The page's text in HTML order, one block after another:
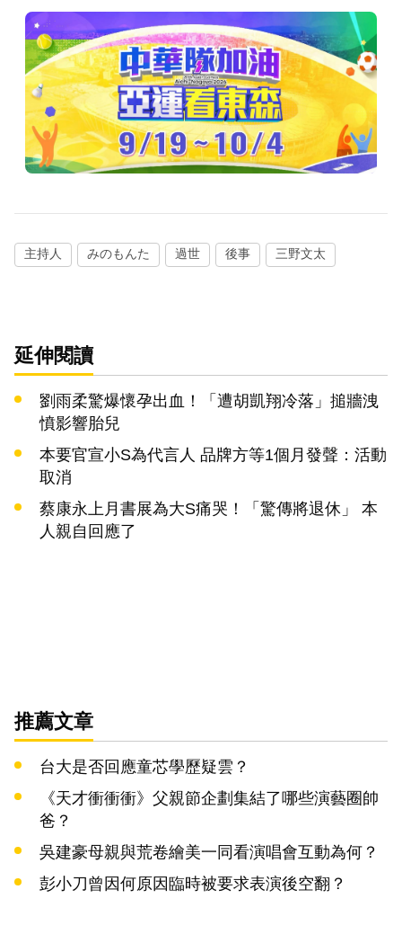
主持人 みのもんた 過世 後事 三野文太
延伸閱讀
劉雨柔驚爆懷孕出血！「遭胡凱翔冷落」搥牆洩
憤影響胎兒
本要官宣小S為代言人 品牌方等1個月發聲：活動
取消
蔡康永上月書展為大S痛哭！「驚傳將退休」 本
人親自回應了
推薦文章
台大是否回應童芯學歷疑雲？
《天才衝衝衝》父親節企劃集結了哪些演藝圈帥
爸？
吳建豪母親與荒卷繪美一同看演唱會互動為何？
彭小刀曾因何原因臨時被要求表演後空翻？